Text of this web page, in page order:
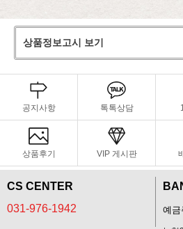
상품정보고시 보기
공지사항 톡톡상담
상품후기 VIP 게시판
CS CENTER
031-976-1942
예금